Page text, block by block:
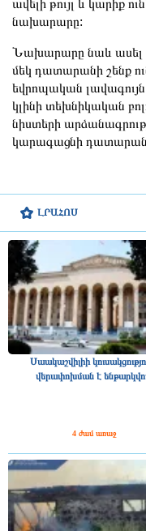
ԼՐԱՀՈՍ
Սաակաշվիլիի
վերափոխման է
4 ժամ առաջ
ավելի թույլ և կարիք
նախարարը:
Նախարարը նաև ասել
մեկ դատարանի շենք
եվրոպական
կլինի տեխնիկական
նիստերի
կարագացնի